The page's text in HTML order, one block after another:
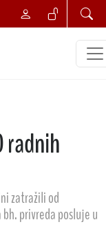
radnih
zatražili od
privreda posluje u